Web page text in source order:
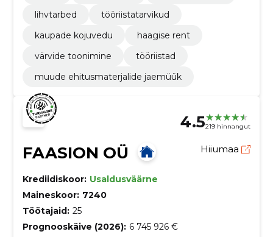
lihvtarbed
tööriistatarvikud
kaupade kojuvedu
haagise rent
värvide toonimine
tööriistad
muude ehitusmaterjalide jaemüük
4.5219 hinnangut
FAASION OÜ Hiiumaa
Krediidiskoor: Usaldusväärne
Maineskoor: 7240
Töötajaid: 25
Prognooskäive (2026): 6 745 926 €